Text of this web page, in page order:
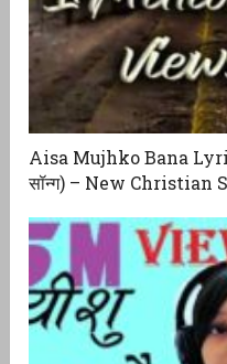
Aisa Mujhko Bana
सॉन्ग) – New Christian